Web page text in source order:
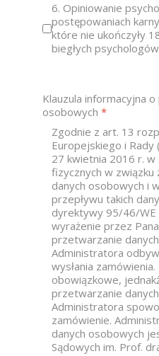
6. Opiniowanie
postępowaniach
które nie ukończyły
biegłych psychologów
Klauzula informacyjna
osobowych *
Zgodnie z art. 13
Europejskiego i
27 kwietnia 2016 r.
fizycznych w
danych osobowych i
przepływu takich
dyrektywy 95/46/WE
wyrażenie przez
przetwarzanie
Administratora
wysłania
obowiązkowe,
przetwarzanie
Administratora
zamówienie.
danych osobowych
Sądowych im. Prof.